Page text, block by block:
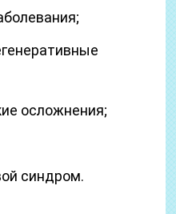
осложнения;
синдром.